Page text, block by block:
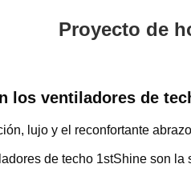
Proyecto de
los ventiladores de
lujo y el reconfortante
de techo 1stShine son